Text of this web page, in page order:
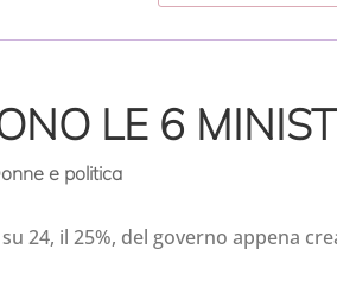
LE 6
e politica
24, il 25%, del governo appena